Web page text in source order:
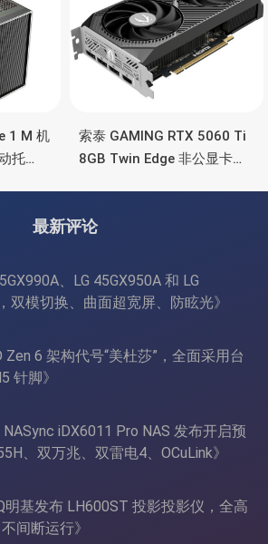
1 M 机
托
索泰 GAMING RTX 5060 Ti
8GB Twin Edge 非公显卡，
最新评论
、LG 45GX950A 和 LG
双模切换、曲面超宽屏、防眩光》
Zen 6 架构代号“美杜莎”，全面采用台
针脚》
iDX6011 Pro NAS 发布开启预
、双万兆、双雷电4、OCuLink》
明基发布 LH600ST 投影投影仪，全高
间断运行》